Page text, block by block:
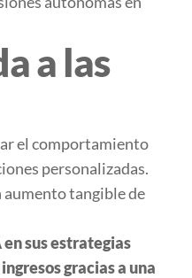
a las
el comportamiento
personalizadas.
aumento tangible de
sus estrategias
gracias a una